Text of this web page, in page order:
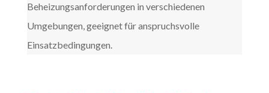
Beheizungsanforderungen in verschiedenen
Umgebungen, geeignet für anspruchsvolle
Einsatzbedingungen.